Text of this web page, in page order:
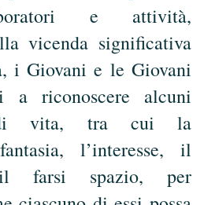
e attività,
vicenda significativa
i Giovani e le Giovani
a riconoscere alcuni
di vita, tra cui la
l’interesse, il
farsi spazio, per